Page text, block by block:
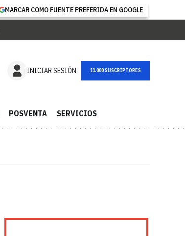
MARCAR COMO FUENTE PREFERIDA EN GOOGLE
INICIAR SESIÓN NEWSLETTER
POSVENTA SERVICIOS